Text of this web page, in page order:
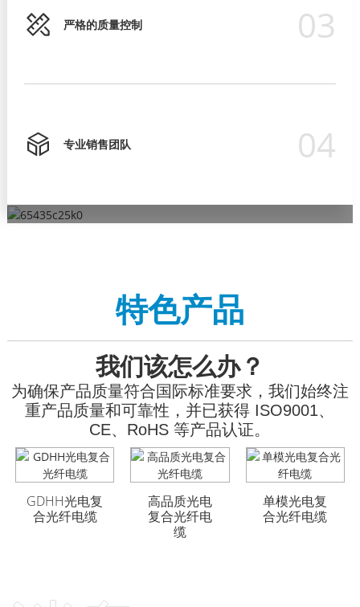
严格的质量控制 03
专业销售团队 04
严格的质量控制
专业销售团队
特色产品
我们该怎么办？
为确保产品质量符合国际标准要求，我们始终注
重产品质量和可靠性，并已获得 ISO9001、
CE、RoHS 等产品认证。
GDHH光电复
合光纤电缆
高品质光电
复合光纤电
缆
单模光电复
合光纤电缆
GYFTA53 铠装室外光
缆 96芯
GYFTA53 铠装室外光
缆 96芯